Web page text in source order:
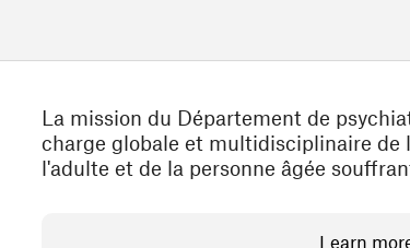
La mission du Département de
charge globale et multidisciplinaire de
l'adulte et de la personne âgée
Learn